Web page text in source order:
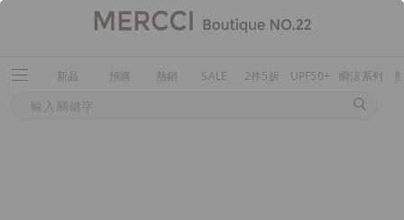
新品 預購 熱銷 SALE 2件5折 UPF50+ 瞬涼系列